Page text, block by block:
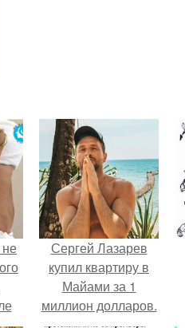
Сергей Лазарев
купил квартиру в
Майами за 1
миллион долларов.